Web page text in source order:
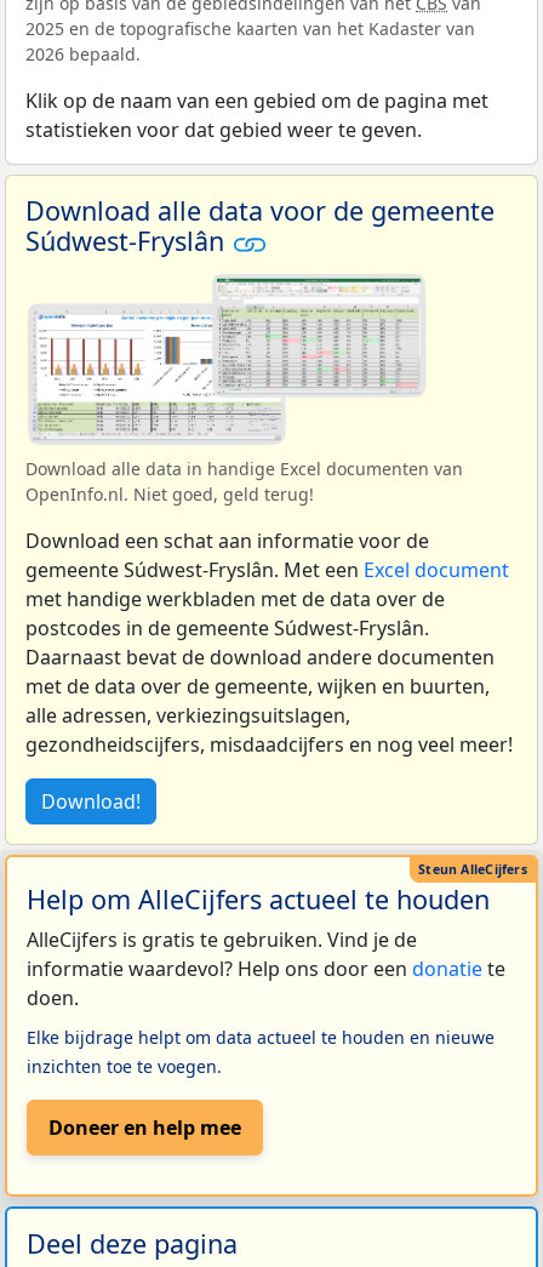
2025 en de topografische kaarten van het Kadaster van
2026 bepaald.
Klik op de naam van een gebied om de pagina met
statistieken voor dat gebied weer te geven.
Download alle data voor de gemeente
Súdwest-Fryslân
Download alle data in handige Excel documenten van
OpenInfo.nl. Niet goed, geld terug!
Download een schat aan informatie voor de
gemeente Súdwest-Fryslân. Met een Excel document
met handige werkbladen met de data over de
postcodes in de gemeente Súdwest-Fryslân.
Daarnaast bevat de download andere documenten
met de data over de gemeente, wijken en buurten,
alle adressen, verkiezingsuitslagen,
gezondheidscijfers, misdaadcijfers en nog veel meer!
Download!
Help om AlleCijfers actueel te houden
AlleCijfers is gratis te gebruiken. Vind je de
informatie waardevol? Help ons door een donatiete
doen.
Elke bijdrage helpt om data actueel te houden en nieuwe
inzichten toe te voegen.
Doneer en help mee
Deel deze pagina